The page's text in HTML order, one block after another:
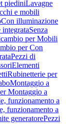
piediniLavagne
e mobili
Con illuminazione
Senza
per Mobili
per Con
Pezzi di
Elementi
Rubinetterie per
Montaggio a
Montaggio a
funzionamento a
funzionamento a
generatorePezzi